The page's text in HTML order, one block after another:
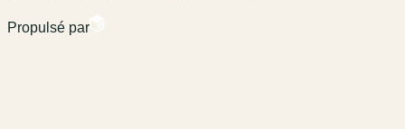
Propulsé par